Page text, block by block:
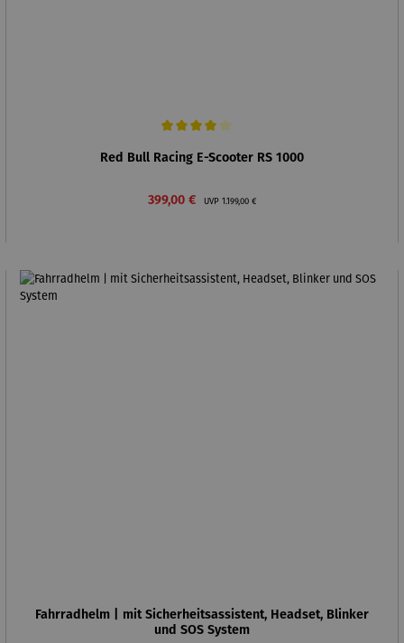
Red Bull Racing E-Scooter RS 1000
Verkaufspreis:
399,00 € UVP Regulärer Preis:
1.199,00 €
Fahrradhelm | mit Sicherheitsassistent, Headset, Blinker
und SOS System